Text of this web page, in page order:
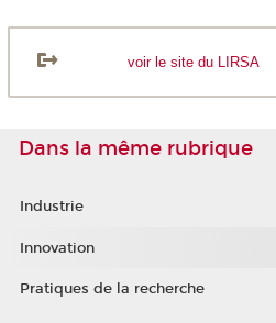
voir le site du LIRSA
Dans la même rubrique
Industrie
Innovation
Pratiques de la recherche